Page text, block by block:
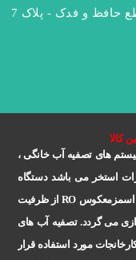
حافظ و فدک - پلاک 47
کالا
های تصفیه آب خانگی ،
استخر می باشد دستگاه
اسمزمعکوس
از ظرفیت
می گردد. تصفیه آب های
مورد استفاده قرار